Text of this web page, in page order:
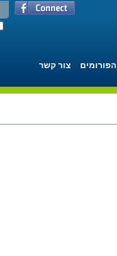
הפורומים צור קשר